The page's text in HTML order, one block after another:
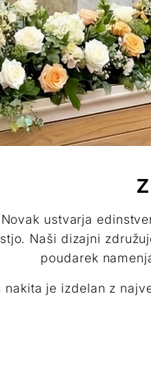
ustvarja
Naši dizajni
poudarek
nakita je izdelan z